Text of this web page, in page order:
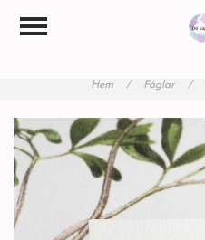
Hem / Fåglar /